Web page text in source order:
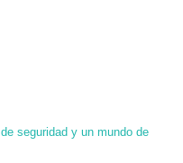
seguridad y un mundo de